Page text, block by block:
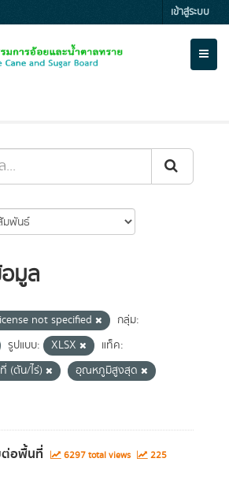
เข้าสู่ระบบ
มูล
not specified
กลุ่ม:
รูปแบบ: XLSX
แท็ค:
(ตัน/ไร่)
อุณหภูมิสูงสุด
อพื้นที่ 6297 total views
225